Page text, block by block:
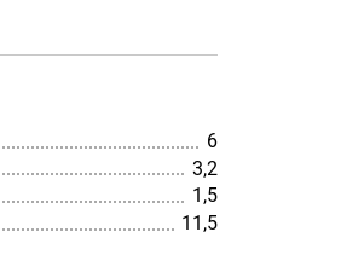
6
3,2
1,5
11,5